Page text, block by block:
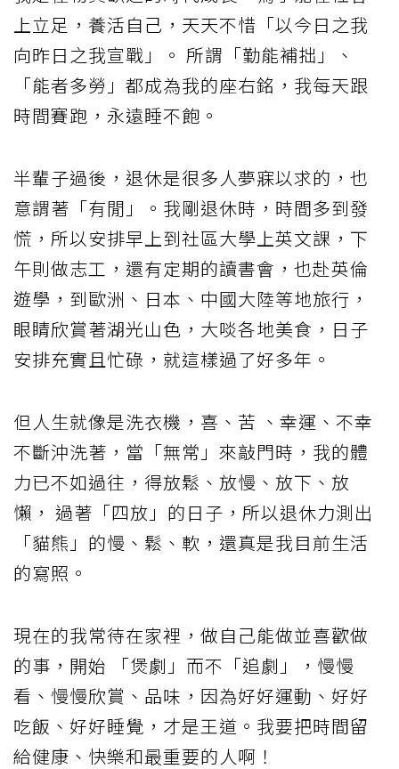
上立足，養活自己，天天不惜「以今日之我
向昨日之我宣戰」。 所謂「勤能補拙」、
「能者多勞」都成為我的座右銘，我每天跟
時間賽跑，永遠睡不飽。
半輩子過後，退休是很多人夢寐以求的，也
意謂著「有閒」。我剛退休時，時間多到發
慌，所以安排早上到社區大學上英文課，下
午則做志工，還有定期的讀書會，也赴英倫
遊學，到歐洲、日本、中國大陸等地旅行，
眼睛欣賞著湖光山色，大啖各地美食，日子
安排充實且忙碌，就這樣過了好多年。
但人生就像是洗衣機，喜、苦 、幸運、不幸
不斷沖洗著，當「無常」來敲門時，我的體
力已不如過往，得放鬆、放慢、放下、放
懶， 過著「四放」的日子，所以退休力測出
「貓熊」的慢、鬆、軟，還真是我目前生活
的寫照。
現在的我常待在家裡，做自己能做並喜歡做
的事，開始 「煲劇」而不「追劇」，慢慢
看、慢慢欣賞、品味，因為好好運動、好好
吃飯、好好睡覺，才是王道。我要把時間留
給健康、快樂和最重要的人啊！